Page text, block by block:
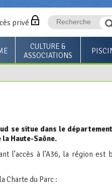
privé
CULTURE &
ASSOCIATIONS
Pass'Sport et Culture Infos
se situe dans le
Haute-Saône.
l’accès à l’A36, la région est
Charte du Parc :